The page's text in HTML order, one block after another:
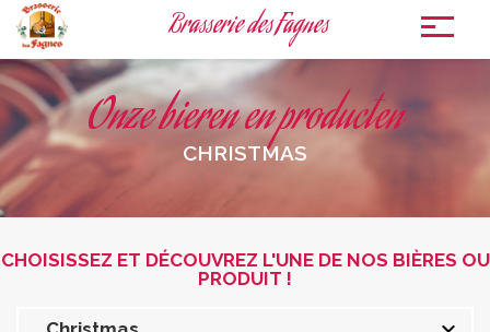
Brasserie des Fagnes
Onze bieren en producten
CHRISTMAS
CHOISISSEZ ET DÉCOUVREZ L'UNE DE NOS BIÈRES OU
PRODUIT !